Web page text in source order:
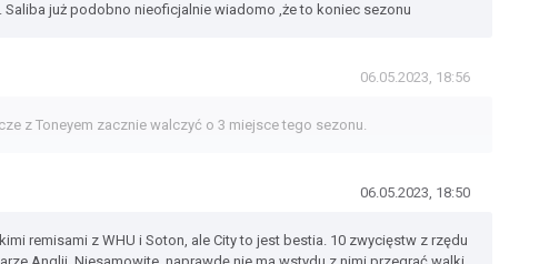
już podobno nieoficjalnie wiadomo ,że to koniec sezonu
06.05.2023, 18:56
z Toneyem zacznie walczyć o 3 miejsce tego sezonu.
06.05.2023, 18:50
remisami z WHU i Soton, ale City to jest bestia. 10 zwycięstw z rzędu